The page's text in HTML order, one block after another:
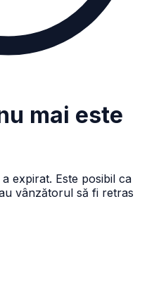
mai este
expirat. Este posibil ca
vânzătorul să fi retras